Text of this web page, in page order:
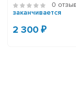
0
заканчивается
2 300 ₽